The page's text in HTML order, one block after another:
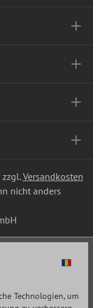
zzgl.Versandkosten
nicht anders
Technologien, um